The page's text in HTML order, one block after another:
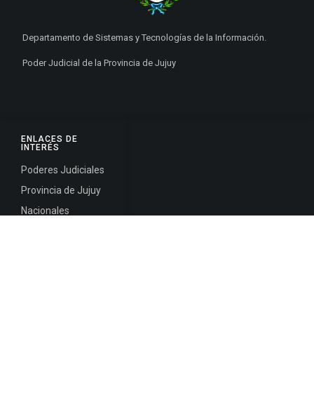
ENLACES DE
INTERÉS
Poderes Judiciales
Provincia de Jujuy
Nacionales
Departamento de Sistemas y Tecnologías de la Información.
Poder Judicial de la Provincia de Jujuy